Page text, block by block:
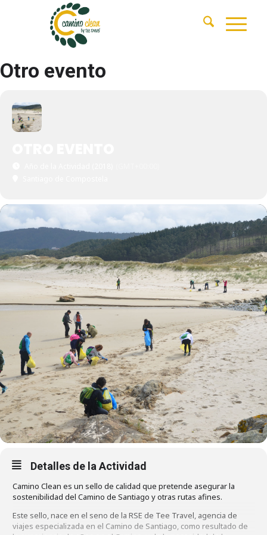
Otro evento
Detalles de la Actividad
Camino Clean es un sello de calidad que pretende asegurar la
sostenibilidad del Camino de Santiago y otras rutas afines.
Este sello, nace en el seno de la RSE de Tee Travel, agencia de
viajes especializada en el Camino de Santiago, como resultado de